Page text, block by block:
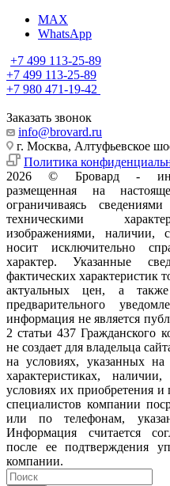
MAX
WhatsApp
+7 499 113-25-89
+7 499 113-25-89
+7 980 471-19-42
Заказать звонок
info@brovard.ru
г. Москва, Алтуфьевское
Политика
2026 © Бровард -
размещенная на
ограничиваясь
техническими
изображениями, наличии,
носит исключительно
характер. Указанные
фактических характеристик
актуальных цен, а
предварительного
информация не является
2 статьи 437 Гражданского
не создает для владельца
на условиях, указанных
характеристиках,
условиях их приобретения и
специалистов компании
или по телефонам,
Информация считается
после ее подтверждения
компании.